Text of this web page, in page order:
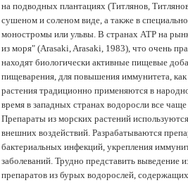
на подводных плантациях (Tитлянов,
сушеном и соленом виде, а также в
моностромы или ульвы. В странах АТР на
из моря" (Arasaki, Arasaki, 1983), что очень
находят биологически активные пищевые
пищеварения, для повышения иммунитета,
растения традиционно применяются в
время в западных странах водоросли все
Препараты из морских растений
внешних воздействий. Разрабатываются
бактериальных инфекций, укрепления
заболеваний. Трудно представить выведение
препаратов из бурых водорослей,